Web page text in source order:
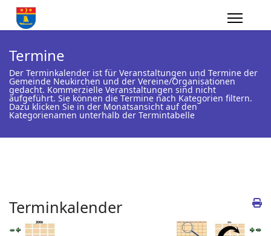
Termine
Der Terminkalender ist für Veranstaltungen und Termine der
Gemeinde Neukirchen und der Vereine/Organisationen
gedacht. Kommerzielle Veranstaltungen sind nicht
aufgeführt. Sie können die Termine nach Kategorien filtern.
Dazu klicken Sie in der Monatsansicht auf den
Kategorienamen unterhalb der Termintabelle
Terminkalender